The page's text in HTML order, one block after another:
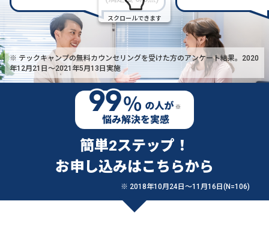
スクロールできます
※ テックキャンプの無料カウンセリングを受けた方のアンケート結果。2020
年12月21日〜2021年5月13日実施
簡単2ステップ！
お申し込みはこちらから
※ 2018年10月24日〜11月16日(N=106)